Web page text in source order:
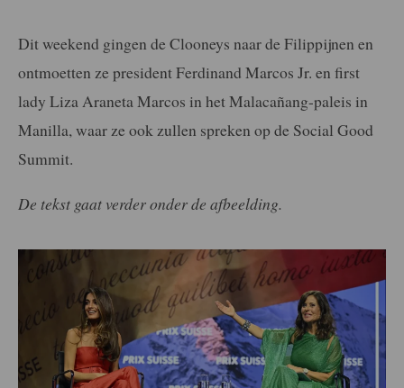
Dit weekend gingen de Clooneys naar de Filippijnen en
ontmoetten ze president Ferdinand Marcos Jr. en first
lady Liza Araneta Marcos in het Malacañang-paleis in
Manilla, waar ze ook zullen spreken op de Social Good
Summit.
De tekst gaat verder onder de afbeelding.